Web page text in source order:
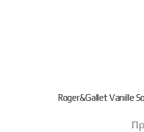
Roger&Gallet Vanille